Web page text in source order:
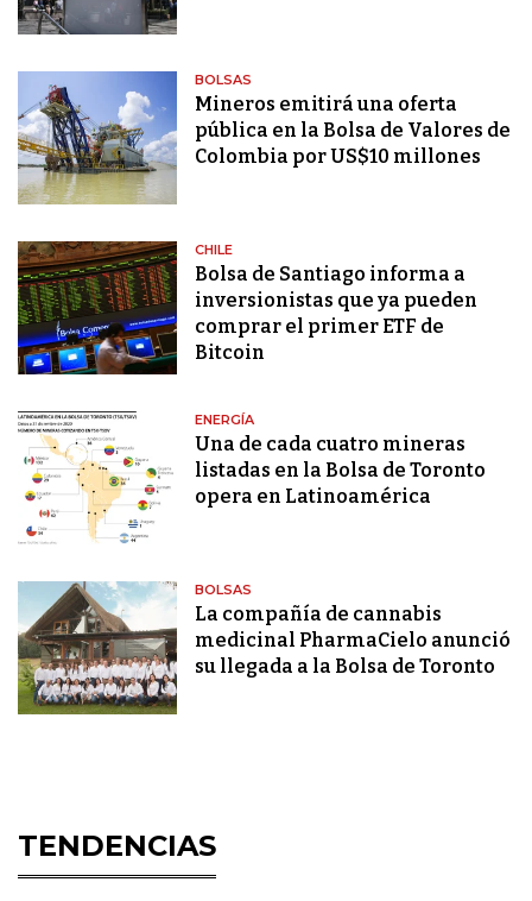
BOLSAS
Mineros emitirá una oferta
pública en la Bolsa de Valores de
Colombia por US$10 millones
CHILE
Bolsa de Santiago informa a
inversionistas que ya pueden
comprar el primer ETF de
Bitcoin
ENERGÍA
Una de cada cuatro mineras
listadas en la Bolsa de Toronto
opera en Latinoamérica
BOLSAS
La compañía de cannabis
medicinal PharmaCielo anunció
su llegada a la Bolsa de Toronto
TENDENCIAS